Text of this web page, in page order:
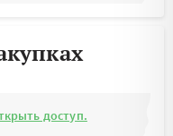
доступ.